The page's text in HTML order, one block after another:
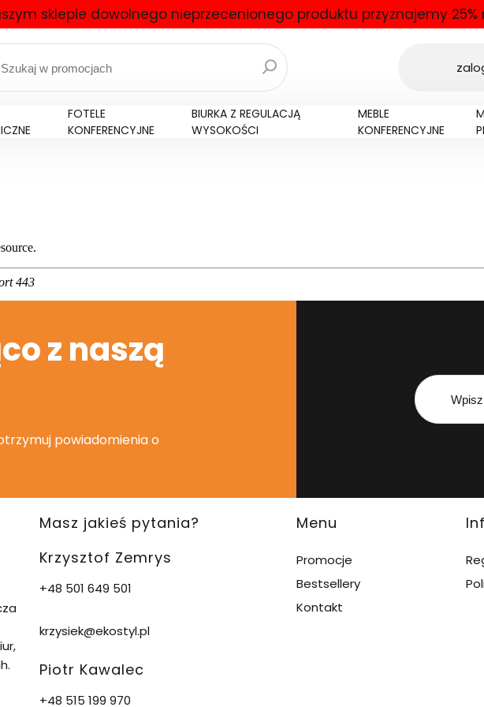
sklepie dowolnego nieprzecenionego produktu przyznajemy 25%
FOTELE
KONFERENCYJNE
BIURKA Z REGULACJĄ
WYSOKOŚCI
MEBLE
KONFERENCYJNE
z naszą
powiadomienia o
Masz jakieś pytania?
Krzysztof Zemrys
+48 501 649 501
krzysiek@ekostyl.pl
Piotr Kawalec
+48 515 199 970
Menu
Promocje
Bestsellery
Kontakt